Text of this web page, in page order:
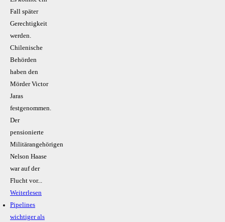
Fall später
Gerechtigkeit
werden.
Chilenische
Behörden
haben den
Mörder Victor
Jaras
festgenommen.
Der
pensionierte
Militärangehörigen
Nelson Haase
war auf der
Flucht vor...
Weiterlesen
Pipelines
wichtiger als